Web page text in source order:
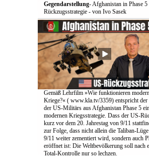
Gegendarstellung- Afghanistan in Phase
Rückzugsstrategie - von Ivo Sasek
Gemäß Lehrfilm »Wie funktionieren
Kriege?« ( www.kla.tv/3359) entspricht der
der US-Militärs aus Afghanistan Phase 5
modernen Kriegsstrategie. Dass der US-
kurz vor dem 20. Jahrestag von 9/11
zur Folge, dass nicht allein die Taliban-
9/11 weiter zementiert wird, sondern auch
eröffnet ist: Die Weltbevölkerung soll nach
Total-Kontrolle nur so lechzen.